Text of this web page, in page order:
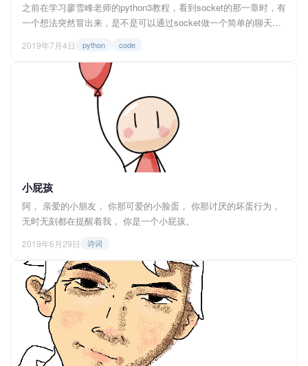
之前在学习廖雪峰老师的python3教程，看到socket的那一章时，有
一个想法突然冒出来，是不是可以通过socket做一个简单的聊天室
图 <img src="https://img.felixlee.cn/blog/20190704182936.png"
2019年7月4日 python code
小屁孩
阿， 亲爱的小朋友， 你那可爱的小脸蛋， 你那讨厌的坏蛋行为，
无时无刻都在提醒着我， 你是一个小屁孩。
2019年6月29日 诗词